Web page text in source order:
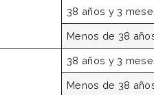
38 años y 3
Menos de 38
38 años y 3
Menos de 38